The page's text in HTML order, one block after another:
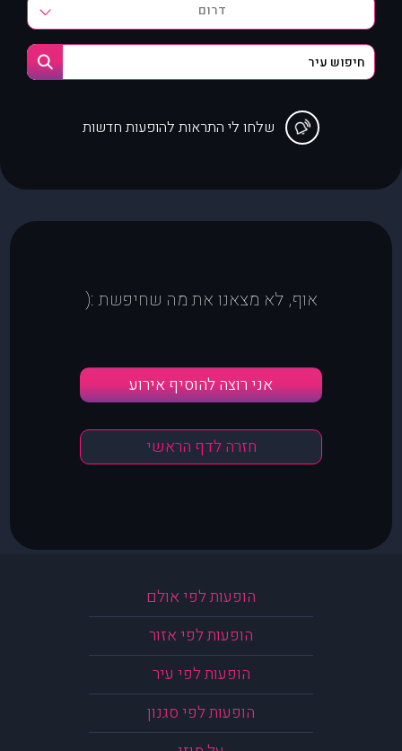
דרום
שלחו לי התראות להופעות חדשות
אוף, לא מצאנו את מה שחיפשת :(
אני רוצה להוסיף אירוע
חזרה לדף הראשי
הופעות לפי אולם
הופעות לפי אזור
הופעות לפי עיר
הופעות לפי סגנון